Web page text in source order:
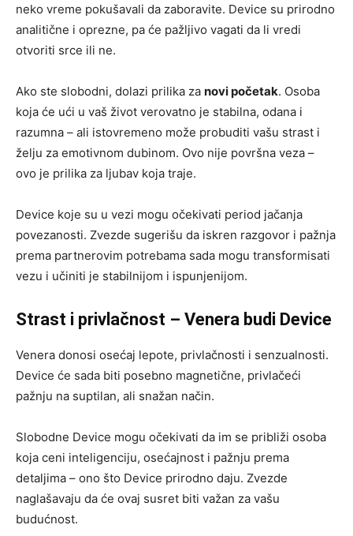
neko vreme pokušavali da zaboravite. Device su prirodno
analitične i oprezne, pa će pažljivo vagati da li vredi
otvoriti srce ili ne.
Ako ste slobodni, dolazi prilika za novi početak. Osoba
koja će ući u vaš život verovatno je stabilna, odana i
razumna – ali istovremeno može probuditi vašu strast i
želju za emotivnom dubinom. Ovo nije površna veza –
ovo je prilika za ljubav koja traje.
Device koje su u vezi mogu očekivati period jačanja
povezanosti. Zvezde sugerišu da iskren razgovor i pažnja
prema partnerovim potrebama sada mogu transformisati
vezu i učiniti je stabilnijom i ispunjenijom.
Strast i privlačnost – Venera budi Device
Venera donosi osećaj lepote, privlačnosti i senzualnosti.
Device će sada biti posebno magnetične, privlačeći
pažnju na suptilan, ali snažan način.
Slobodne Device mogu očekivati da im se približi osoba
koja ceni inteligenciju, osećajnost i pažnju prema
detaljima – ono što Device prirodno daju. Zvezde
naglašavaju da će ovaj susret biti važan za vašu
budućnost.